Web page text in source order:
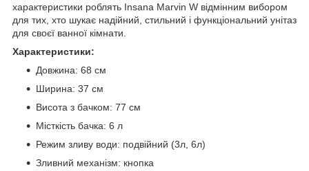
характеристики роблять Insana Marvin W відмінним вибором
для тих, хто шукає надійний, стильний і функціональний унітаз
для своєї ванної кімнати.
Характеристики:
Довжина: 68 см
Ширина: 37 см
Висота з бачком: 77 см
Місткість бачка: 6 л
Режим зливу води: подвійний (3л, 6л)
Зливний механізм: кнопка